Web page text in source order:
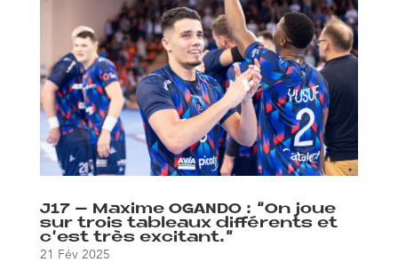
J17 – Maxime OGANDO : “On joue
sur trois tableaux différents et
c’est très excitant.”
21 Fév 2025